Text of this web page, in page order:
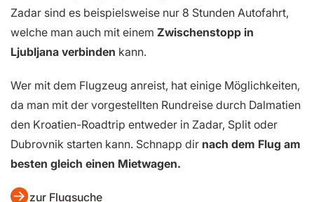
Zadar sind es beispielsweise nur 8 Stunden Autofahrt,
welche man auch mit einem Zwischenstopp in
Ljubljana verbinden kann.
Wer mit dem Flugzeug anreist, hat einige Möglichkeiten,
da man mit der vorgestellten Rundreise durch Dalmatien
den Kroatien-Roadtrip entweder in Zadar, Split oder
Dubrovnik starten kann. Schnapp dir nach dem Flug am
besten gleich einen Mietwagen.
zur Flugsuche